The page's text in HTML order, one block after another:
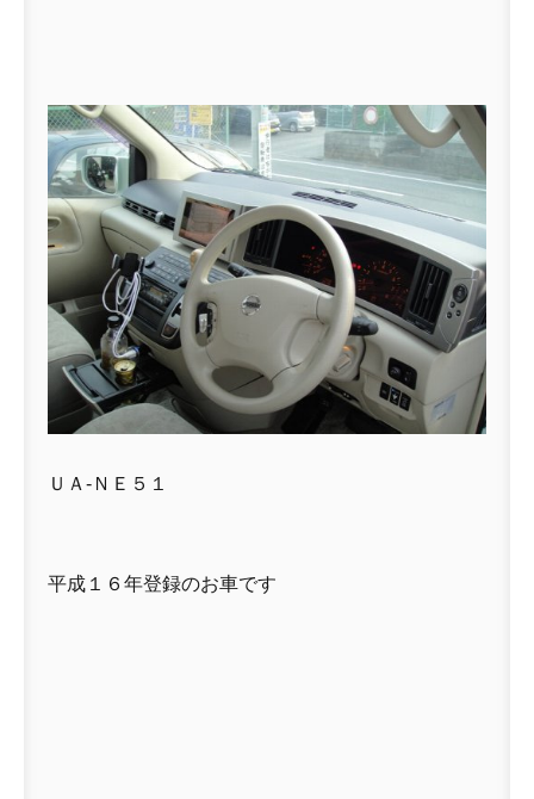
ＵＡ-ＮＥ５１
平成１６年登録のお車です